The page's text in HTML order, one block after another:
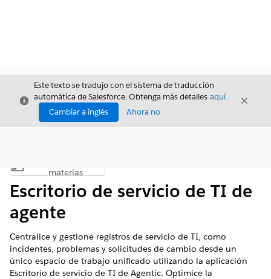
Cerrar
Este texto se tradujo con el sistema de traducción
automática de Salesforce. Obtenga más detalles aquí.
Cambiar a inglés
Ahora no
Cerrar
Mostrar índice de materias
materias
Escritorio de servicio de TI de
agente
Centralice y gestione registros de servicio de TI, como
incidentes, problemas y solicitudes de cambio desde un
único espacio de trabajo unificado utilizando la aplicación
Escritorio de servicio de TI de Agentic. Optimice la